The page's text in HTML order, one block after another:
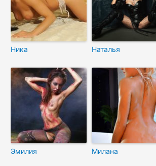
Ника Наталья
Эмилия Милана